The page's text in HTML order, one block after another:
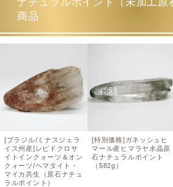
ナチュラルポイント（未加工原
商品
[ブラジル/ミナスジェラ
イス州産]レピドクロサ
イトインクォーツ＆オン
クォーツ/ヘマタイト・
マイカ共生（原石ナチュ
ラルポイント）
[特別価格]ガネッシュヒ
マール産ヒマラヤ水晶原
石ナチュラルポイント
（582g）